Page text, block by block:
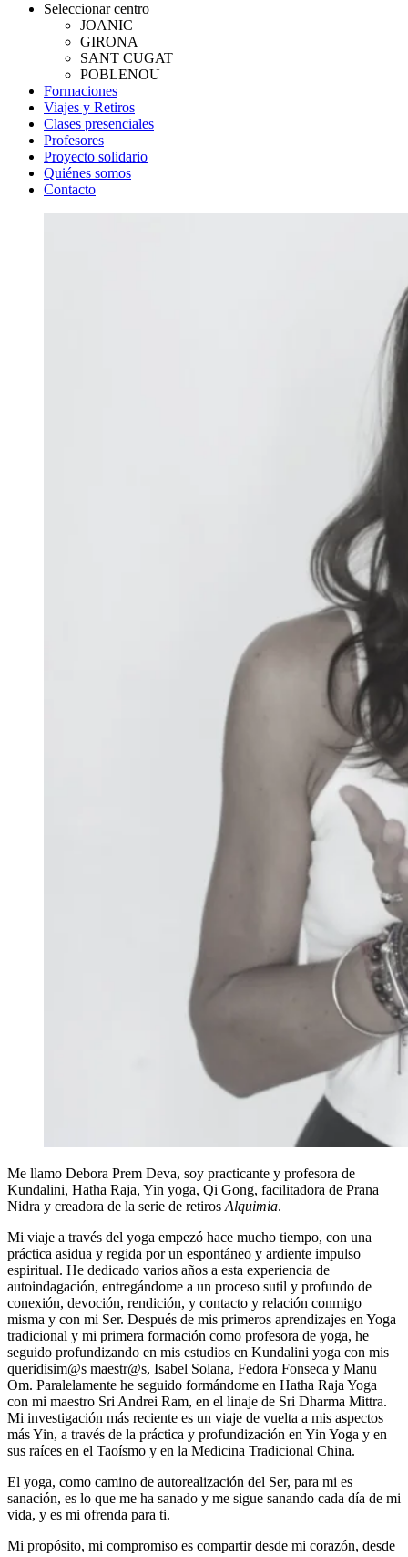
Seleccionar centro
JOANIC
GIRONA
SANT CUGAT
POBLENOU
Formaciones
Viajes y Retiros
Clases presenciales
Profesores
Proyecto solidario
Quiénes somos
Contacto
Me llamo Debora Prem Deva, soy practicante y profesora de
Kundalini, Hatha Raja, Yin yoga, Qi Gong, facilitadora de Prana
Nidra y creadora de la serie de retiros Alquimia.
Mi viaje a través del yoga empezó hace mucho tiempo, con una
práctica asidua y regida por un espontáneo y ardiente impulso
espiritual. He dedicado varios años a esta experiencia de
autoindagación, entregándome a un proceso sutil y profundo de
conexión, devoción, rendición, y contacto y relación conmigo
misma y con mi Ser. Después de mis primeros aprendizajes en Yoga
tradicional y mi primera formación como profesora de yoga, he
seguido profundizando en mis estudios en Kundalini yoga con mis
queridisim@s maestr@s, Isabel Solana, Fedora Fonseca y Manu
Om. Paralelamente he seguido formándome en Hatha Raja Yoga
con mi maestro Sri Andrei Ram, en el linaje de Sri Dharma Mittra.
Mi investigación más reciente es un viaje de vuelta a mis aspectos
más Yin, a través de la práctica y profundización en Yin Yoga y en
sus raíces en el Taoísmo y en la Medicina Tradicional China.
El yoga, como camino de autorealización del Ser, para mi es
sanación, es lo que me ha sanado y me sigue sanando cada día de mi
vida, y es mi ofrenda para ti.
Mi propósito, mi compromiso es compartir desde mi corazón, desde